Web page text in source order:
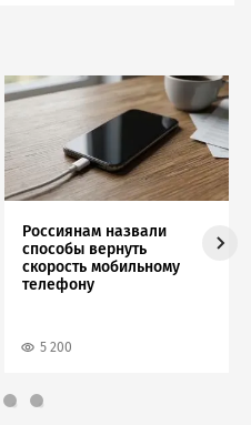
Image
Россиянам назвали
способы вернуть
скорость мобильному
телефону
5 200